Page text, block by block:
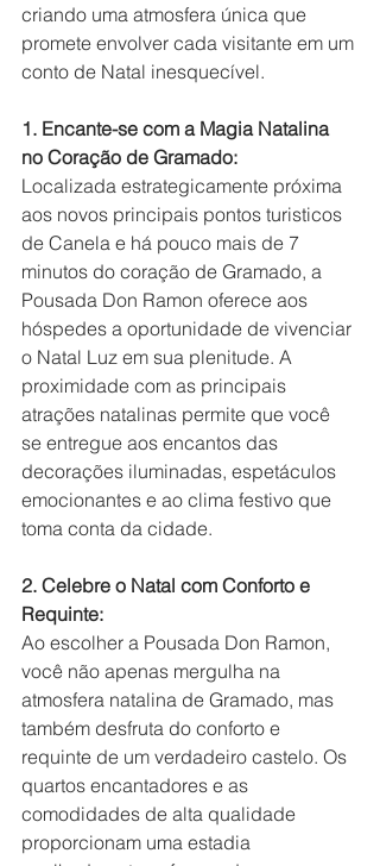
criando uma atmosfera única que
promete envolver cada visitante em um
conto de Natal inesquecível.
1. Encante-se com a Magia Natalina
no Coração de Gramado:
Localizada estrategicamente próxima
aos novos principais pontos turisticos
de Canela e há pouco mais de 7
minutos do coração de Gramado, a
Pousada Don Ramon oferece aos
hóspedes a oportunidade de vivenciar
o Natal Luz em sua plenitude. A
proximidade com as principais
atrações natalinas permite que você
se entregue aos encantos das
decorações iluminadas, espetáculos
emocionantes e ao clima festivo que
toma conta da cidade.
2. Celebre o Natal com Conforto e
Requinte:
Ao escolher a Pousada Don Ramon,
você não apenas mergulha na
atmosfera natalina de Gramado, mas
também desfruta do conforto e
requinte de um verdadeiro castelo. Os
quartos encantadores e as
comodidades de alta qualidade
proporcionam uma estadia